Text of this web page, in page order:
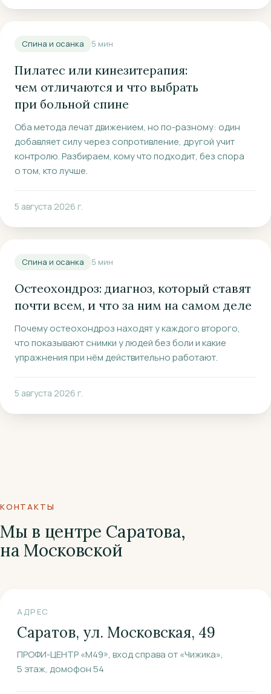
Спина и осанка 5 мин
Пилатес или кинезитерапия:
чем отличаются и что выбрать
при больной спине
Оба метода лечат движением, но по-разному: один
добавляет силу через сопротивление, другой учит
контролю. Разбираем, кому что подходит, без спора
о том, кто лучше.
5 августа 2026 г.
Спина и осанка 5 мин
Остеохондроз: диагноз, который ставят
почти всем, и что за ним на самом деле
Почему остеохондроз находят у каждого второго,
что показывают снимки у людей без боли и какие
упражнения при нём действительно работают.
5 августа 2026 г.
КОНТАКТЫ
Мы в центре Саратова,
на Московской
АДРЕС
Саратов, ул. Московская, 49
ПРОФИ-ЦЕНТР «М49», вход справа от «Чижика»,
5 этаж, домофон 54